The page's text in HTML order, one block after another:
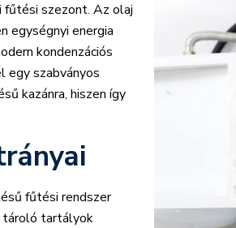
szezont. Az olaj
egységnyi energia
kondenzációs
egy szabványos
kazánra, hiszen így
fűtési rendszer
tároló tartályok